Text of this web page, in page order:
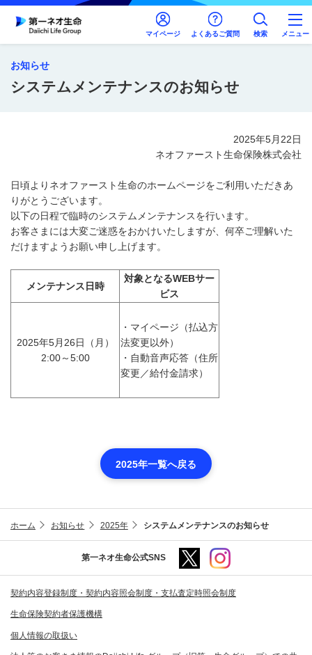
マイページ よくあるご質問 検索 メニュー
お知らせ
システムメンテナンスのお知らせ
2025年5月22日
ネオファースト生命保険株式会社
日頃よりネオファースト生命のホームページをご利用いただきあ
りがとうございます。
以下の日程で臨時のシステムメンテナンスを行います。
お客さまには大変ご迷惑をおかけいたしますが、何卒ご理解いた
だけますようお願い申し上げます。
メンテナンス日時
対象となるWEBサー
ビス
2025年5月26日（月）
2:00～5:00
・ マイページ（払込方
法変更以外）
・ 自動音声応答（住所
変更／給付金請求）
2025年一覧へ戻る
ホーム お知らせ 2025年 システムメンテナンスのお知らせ
第一ネオ生命公式SNS
契約内容登録制度・契約内容照会制度・支払査定時照会制度
生命保険契約者保護機構
個人情報の取扱い